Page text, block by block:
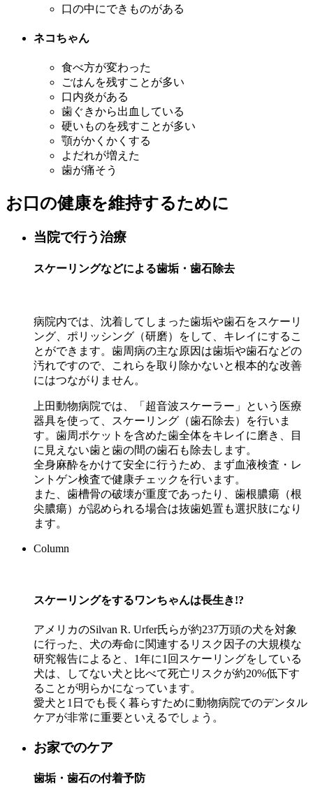
口の中にできものがある
ネコちゃん
食べ方が変わった
ごはんを残すことが多い
口内炎がある
⻭ぐきから出血している
硬いものを残すことが多い
顎がかくかくする
よだれが増えた
⻭が痛そう
お口の健康を維持するために
当院で行う治療
スケーリングなどによる⻭垢・⻭石除去
病院内では、沈着してしまった⻭垢や⻭石をスケーリ
ング、ポリッシング（研磨）をして、キレイにするこ
とができます。⻭周病の主な原因は⻭垢や⻭石などの
汚れですので、これらを取り除かないと根本的な改善
にはつながりません。
上田動物病院では、「超音波スケーラー」という医療
器具を使って、スケーリング（歯石除去）を行いま
す。歯周ポケットを含めた歯全体をキレイに磨き、目
に見えない歯と歯の間の歯石も除去します。
全身麻酔をかけて安全に行うため、まず血液検査・レ
ントゲン検査で健康チェックを行います。
また、歯槽骨の破壊が重度であったり、歯根膿瘍（根
尖膿瘍）が認められる場合は抜歯処置も選択肢になり
ます。
Column
スケーリングをするワンちゃんは⻑生き!?
アメリカのSilvan R. Urfer氏らが約237万頭の犬を対象
に行った、犬の寿命に関連するリスク因子の大規模な
研究報告によると、1年に1回スケーリングをしている
犬は、してない犬と比べて死亡リスクが約20%低下す
ることが明らかになっています。
愛犬と1日でも⻑く暮らすために動物病院でのデンタル
ケアが非常に重要といえるでしょう。
お家でのケア
⻭垢・⻭石の付着予防